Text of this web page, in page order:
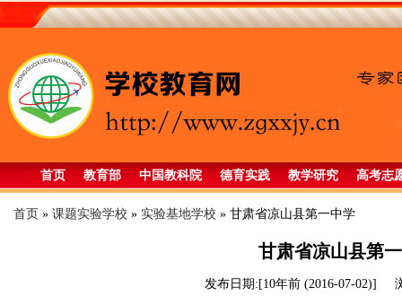
首页 教育部 中国教科院 德育实践 教学研究 高考志
首页 » 课题实验学校 » 实验基地学校 » 甘肃省凉山县第一中学
甘肃省凉山县第
发布日期:[10年前 (2016-07-02)]